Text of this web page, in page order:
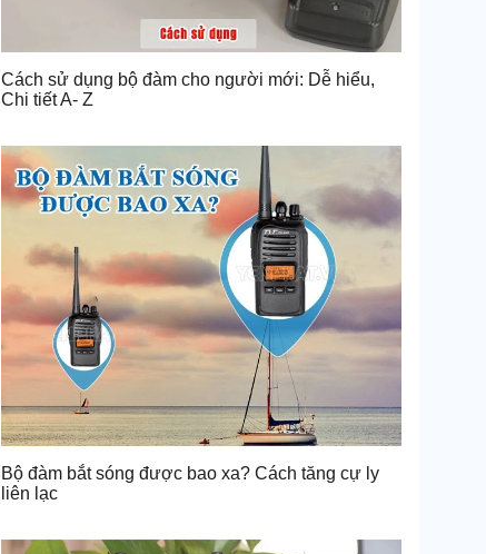
Cách sử dụng bộ đàm cho người mới: Dễ hiểu,
Chi tiết A- Z
Bộ đàm bắt sóng được bao xa? Cách tăng cự ly
liên lạc